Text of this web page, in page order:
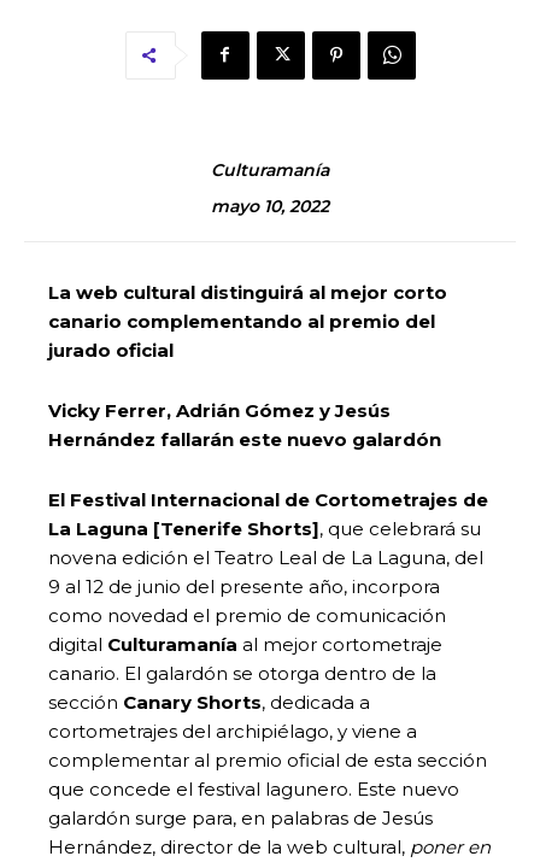
Culturamanía
mayo 10, 2022
La web cultural distinguirá al mejor corto
canario complementando al premio del
jurado oficial
Vicky Ferrer, Adrián Gómez y Jesús
Hernández fallarán este nuevo galardón
El Festival Internacional de Cortometrajes de
La Laguna [Tenerife Shorts], que celebrará su
novena edición el Teatro Leal de La Laguna, del
9 al 12 de junio del presente año, incorpora
como novedad el premio de comunicación
digital Culturamanía al mejor cortometraje
canario. El galardón se otorga dentro de la
sección Canary Shorts, dedicada a
cortometrajes del archipiélago, y viene a
complementar al premio oficial de esta sección
que concede el festival lagunero. Este nuevo
galardón surge para, en palabras de Jesús
Hernández, director de la web cultural, poner en